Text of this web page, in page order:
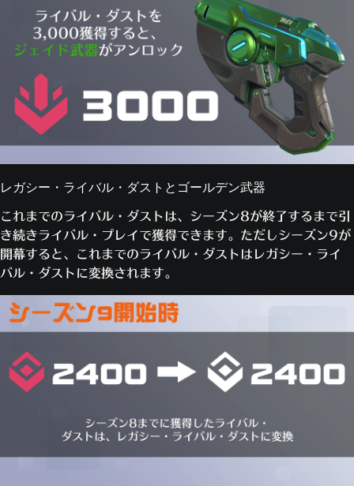
レガシー・ライバル・ダストとゴールデン武器
これまでのライバル・ダストは、シーズン8が終了するまで引
き続きライバル・プレイで獲得できます。ただしシーズン9が
開幕すると、これまでのライバル・ダストはレガシー・ライ
バル・ダストに変換されます。